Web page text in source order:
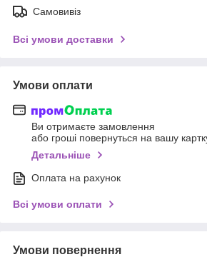
Самовивіз
Всі умови доставки
Умови оплати
Ви отримаєте замовлення
або гроші повернуться на вашу
Детальніше
Оплата на рахунок
Всі умови оплати
Умови повернення